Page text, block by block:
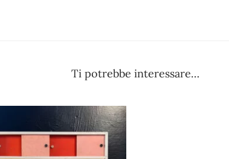
Ti potrebbe interessare…